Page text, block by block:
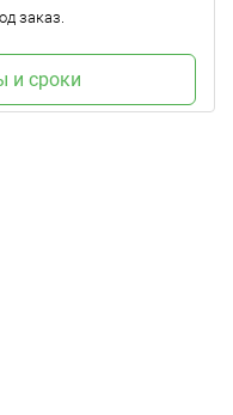
заказ.
и сроки